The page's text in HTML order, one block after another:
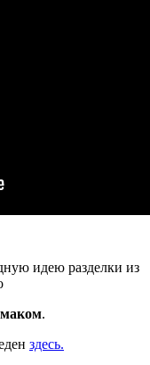
идею разделки из
.
здесь.